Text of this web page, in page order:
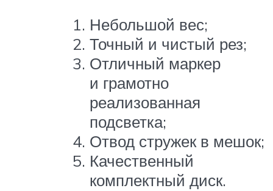
Небольшой вес;
Точный и чистый рез;
Отличный маркер
и грамотно
реализованная
подсветка;
Отвод стружек в мешок;
Качественный
комплектный диск.